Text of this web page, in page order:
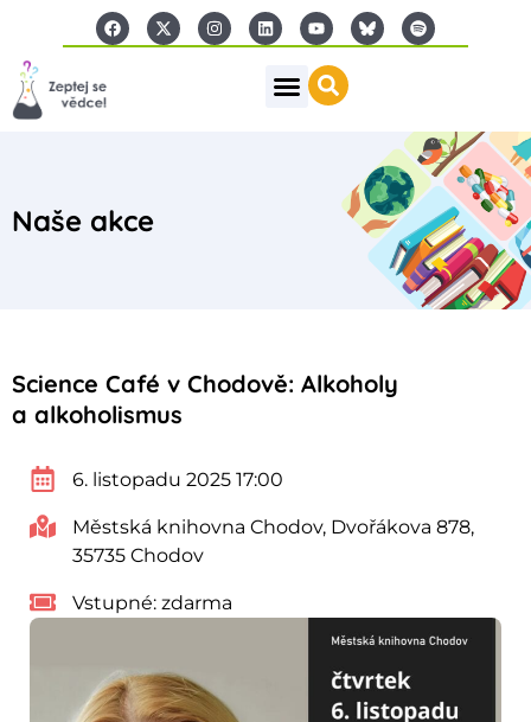
Naše akce
Science Café v Chodově: Alkoholy
a alkoholismus
6. listopadu 2025 17:00
Městská knihovna Chodov, Dvořákova 878,
35735 Chodov
Vstupné: zdarma